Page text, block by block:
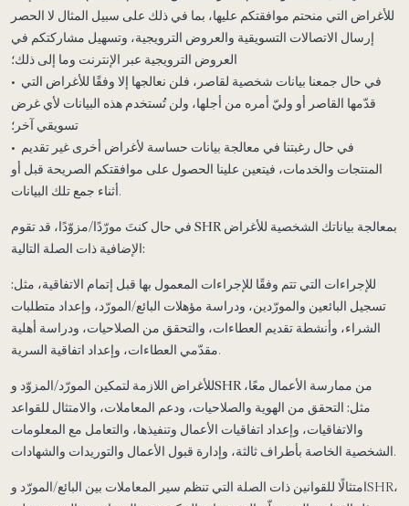
للأغراض التي منحتم موافقتكم عليها، بما في ذلك على سبيل المثال لا الحصر
إرسال الاتصالات التسويقية والعروض الترويجية، وتسهيل مشاركتكم في
العروض الترويجية عبر الإنترنت وما إلى ذلك؛
• في حال جمعنا بيانات شخصية لقاصر، فلن نعالجها إلا وفقًا للأغراض التي
قدّمها القاصر أو وليّ أمره من أجلها، ولن تُستخدم هذه البيانات لأي غرض
تسويقي آخر؛
• في حال رغبتنا في معالجة بيانات حساسة لأغراض أخرى غير تقديم
المنتجات والخدمات، فيتعين علينا الحصول على موافقتكم الصريحة قبل أو
أثناء جمع تلك البيانات.
في حال كنتَ مورّدًا/مزوّدًا، قد تقوم SHR بمعالجة بياناتك الشخصية للأغراض
الإضافية ذات الصلة التالية:
للإجراءات التي تتم وفقًا للإجراءات المعمول بها قبل إتمام الاتفاقية، مثل:
تسجيل البائعين والمورّدين، ودراسة مؤهلات البائع/المورّد، وإعداد متطلبات
الشراء، وأنشطة تقديم العطاءات، والتحقق من الصلاحيات، ودراسة أهلية
مقدّمي العطاءات، وإعداد اتفاقية السرية.
للأغراض اللازمة لتمكين المورّد/المزوّد وSHR من ممارسة الأعمال معًا،
مثل: التحقق من الهوية والصلاحيات، ودعم المعاملات، والامتثال للقواعد
والاتفاقيات، وإعداد اتفاقيات الأعمال وتنفيذها، والتعامل مع المعلومات
الشخصية الخاصة بأطراف ثالثة، وإدارة قبول الأعمال والتوريدات والشهادات.
امتثالًا للقوانين ذات الصلة التي تنظم سير المعاملات بين البائع/المورّد وSHR،